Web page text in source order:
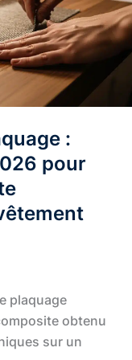
:
pour
plaquage
obtenu
sur un